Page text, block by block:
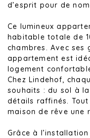
d’esprit pour de
Ce lumineux
habitable totale de
chambres. Avec ses
appartement est
logement
Chez Lindehof,
souhaits : du sol à
détails raffinés.
maison de rêve une
Grâce à